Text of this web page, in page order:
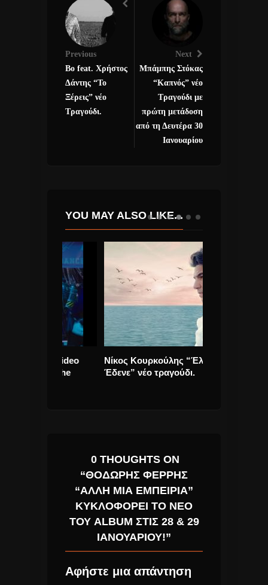
Previous
Bo feat. Χρήστος
Δάντης “Το
Ξέρεις” νέο
Τραγούδι.
Next
Μπάμπης Στόκας
“Καπνός” νέο
Τραγούδι με
πρώτη μετάδοση
από τη Δευτέρα 30
Ιανουαρίου
YOU MAY ALSO LIKE...
Νίκος Κουρκούλης “Έλυνε Και
Έδενε” νέο τραγούδι.
0 THOUGHTS ON
“ΘΟΔΩΡΉΣ ΦΈΡΡΗΣ
“ΆΛΛΗ ΜΙΑ ΕΜΠΕΙΡΊΑ”
ΚΥΚΛΟΦΟΡΕΊ ΤΟ ΝΈΟ
ΤΟΥ ALBUM ΣΤΙΣ 28 & 29
ΙΑΝΟΥΑΡΊΟΥ!”
Αφήστε μια απάντηση